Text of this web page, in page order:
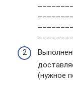
(нужное